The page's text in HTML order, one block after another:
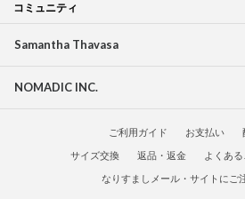
コミュニティ
Samantha Thavasa
NOMADIC INC.
ご利用ガイド お支払い
サイズ交換
返品・返金 よくあ
なりすましメール・サイトにご